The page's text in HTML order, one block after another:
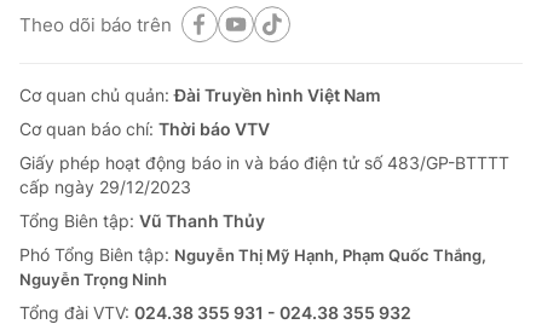
Theo dõi báo trên
Cơ quan chủ quản:Đài Truyền hình Việt Nam
Cơ quan báo chí: Thời báo VTV
Giấy phép hoạt động báo in và báo điện tử số 483/GP-BTTTT
cấp ngày 29/12/2023
Tổng Biên tập: Vũ Thanh Thủy
Phó Tổng Biên tập: Nguyễn Thị Mỹ Hạnh, Phạm Quốc Thắng,
Nguyễn Trọng Ninh
Tổng đài VTV: 024.38 355 931 - 024.38 355 932